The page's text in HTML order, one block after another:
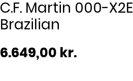
C.F. Martin 000-X2E
Brazilian
6.649,00 kr.Pris